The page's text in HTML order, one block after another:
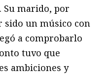
Su marido, por
sido un músico con
a comprobarlo
tuvo que
ambiciones y